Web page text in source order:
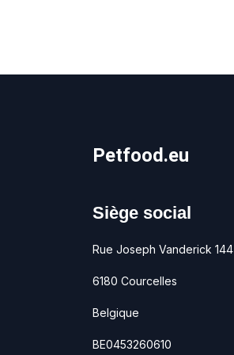
Petfood.eu
Siège social
Rue Joseph Vanderick 144
6180 Courcelles
Belgique
BE0453260610